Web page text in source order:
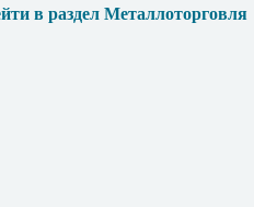
в раздел Металлоторговля